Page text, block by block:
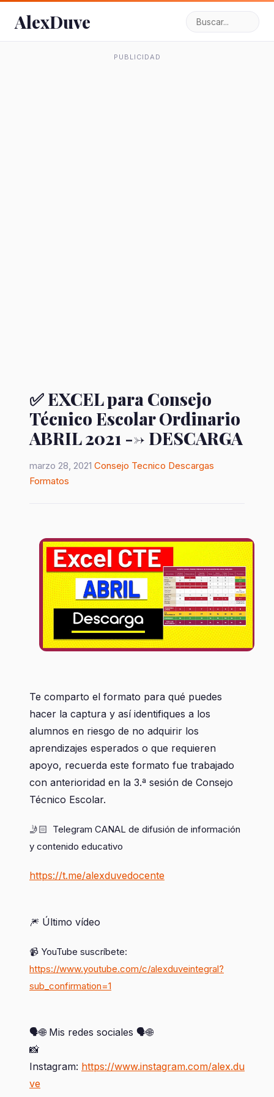
AlexDuve
PUBLICIDAD
✅ EXCEL para Consejo
Técnico Escolar Ordinario
ABRIL 2021 --> DESCARGA
marzo 28, 2021 Consejo Tecnico Descargas
Formatos
Te comparto el formato para qué puedes
hacer la captura y así identifiques a los
alumnos en riesgo de no adquirir los
aprendizajes esperados o que requieren
apoyo, recuerda este formato fue trabajado
con anterioridad en la 3.ª sesión de Consejo
Técnico Escolar.
🤳🏻  Telegram CANAL de difusión de información
y contenido educativo
https://t.me/alexduvedocente
🎆 Último vídeo
https://www.youtube.com/c/alexduveintegral?
sub_confirmation=1
🗣️🌐 Mis redes sociales 🗣️🌐
📸
Instagram: https://www.instagram.com/alex.du
ve